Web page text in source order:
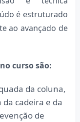
é estruturado
ao avançado de
curso são:
da coluna,
cadeira e da
de